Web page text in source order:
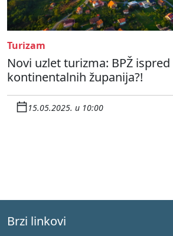
Turizam
Novi uzlet turizma: BPŽ ispred
kontinentalnih županija?!
15.05.2025. u 10:00
Brzi linkovi